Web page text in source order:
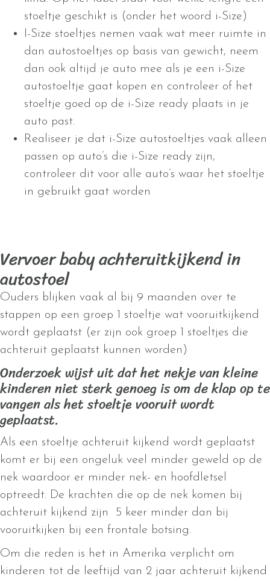
stoeltje geschikt is (onder het woord i-Size)
I-Size stoeltjes nemen vaak wat meer ruimte in
dan autostoeltjes op basis van gewicht, neem
dan ook altijd je auto mee als je een i-Size
autostoeltje gaat kopen en controleer of het
stoeltje goed op de i-Size ready plaats in je
auto past.
Realiseer je dat i-Size autostoeltjes vaak alleen
passen op auto’s die i-Size ready zijn,
controleer dit voor alle auto’s waar het stoeltje
in gebruikt gaat worden
Vervoer baby achteruitkijkend in
autostoel
Ouders blijken vaak al bij 9 maanden over te
stappen op een groep 1 stoeltje wat vooruitkijkend
wordt geplaatst (er zijn ook groep 1 stoeltjes die
achteruit geplaatst kunnen worden)
Onderzoek wijst uit dat het nekje van kleine
kinderen niet sterk genoeg is om de klap op te
vangen als het stoeltje vooruit wordt
geplaatst.
Als een stoeltje achteruit kijkend wordt geplaatst
komt er bij een ongeluk veel minder geweld op de
nek waardoor er minder nek- en hoofdletsel
optreedt. De krachten die op de nek komen bij
achteruit kijkend zijn 5 keer minder dan bij
vooruitkijken bij een frontale botsing.
Om die reden is het in Amerika verplicht om
kinderen tot de leeftijd van 2 jaar achteruit kijkend